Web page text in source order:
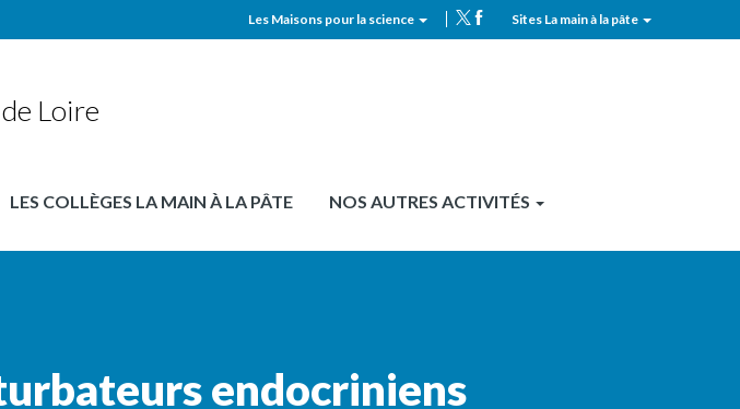
MPLS
Les Maisons pour la science Sites La main à la pâte
Loire
LES COLLÈGES LA MAIN À LA PÂTE
NOS AUTRES ACTIVITÉS
endocriniens